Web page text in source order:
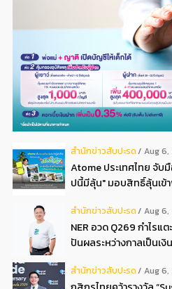
สํานักข่าวสับปะรด Aug 6,
Atome ประเทศไทย จับ
ปนี้มีลุ้น" มอบสิทธิ์ลุ้นเข้
สํานักข่าวสับปะรด Aug 6,
NER อวด Q269 กำไรแ
ปันผลระหว่างกาลเป็นเ
สํานักข่าวสับปะรด Aug 6,